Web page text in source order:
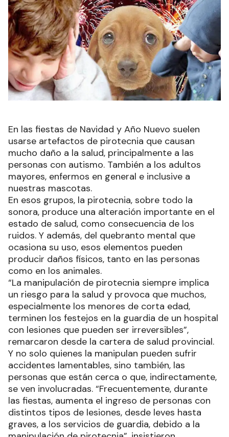
En las fiestas de Navidad y Año Nuevo suelen
usarse artefactos de pirotecnia que causan
mucho daño a la salud, principalmente a las
personas con autismo. También a los adultos
mayores, enfermos en general e inclusive a
nuestras mascotas.
En esos grupos, la pirotecnia, sobre todo la
sonora, produce una alteración importante en el
estado de salud, como consecuencia de los
ruidos. Y además, del quebranto mental que
ocasiona su uso, esos elementos pueden
producir daños físicos, tanto en las personas
como en los animales.
“La manipulación de pirotecnia siempre implica
un riesgo para la salud y provoca que muchos,
especialmente los menores de corta edad,
terminen los festejos en la guardia de un hospital
con lesiones que pueden ser irreversibles”,
remarcaron desde la cartera de salud provincial.
Y no solo quienes la manipulan pueden sufrir
accidentes lamentables, sino también, las
personas que están cerca o que, indirectamente,
se ven involucradas. “Frecuentemente, durante
las fiestas, aumenta el ingreso de personas con
distintos tipos de lesiones, desde leves hasta
graves, a los servicios de guardia, debido a la